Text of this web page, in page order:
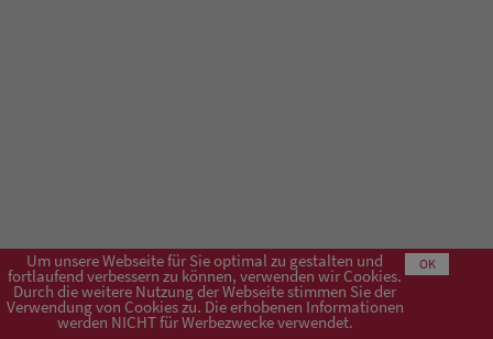
Um unsere Webseite für Sie optimal zu gestalten und
fortlaufend verbessern zu können, verwenden wir Cookies.
Durch die weitere Nutzung der Webseite stimmen Sie der
Verwendung von Cookies zu. Die erhobenen Informationen
werden NICHT für Werbezwecke verwendet.
OK
Impressum AGB Datenschutzerklärung